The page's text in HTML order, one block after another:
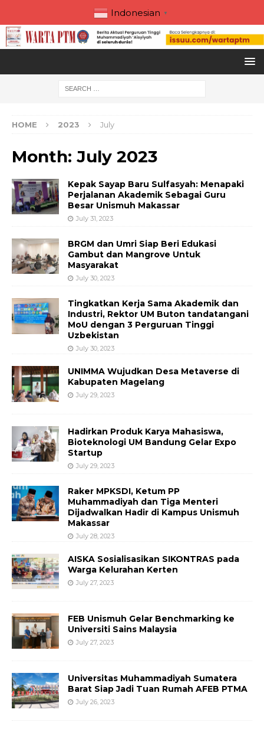
Indonesian ▼
HOME 2023 July
Month: July 2023
Kepak Sayap Baru Sulfasyah: Menapaki
Perjalanan Akademik Sebagai Guru
Besar Unismuh Makassar
July 31, 2023
BRGM dan Umri Siap Beri Edukasi
Gambut dan Mangrove Untuk
Masyarakat
July 30, 2023
Tingkatkan Kerja Sama Akademik dan
Industri, Rektor UM Buton tandatangani
MoU dengan 3 Perguruan Tinggi
Uzbekistan
July 30, 2023
UNIMMA Wujudkan Desa Metaverse di
Kabupaten Magelang
July 29, 2023
Hadirkan Produk Karya Mahasiswa,
Bioteknologi UM Bandung Gelar Expo
Startup
July 29, 2023
Raker MPKSDI, Ketum PP
Muhammadiyah dan Tiga Menteri
Dijadwalkan Hadir di Kampus Unismuh
Makassar
July 28, 2023
AISKA Sosialisasikan SIKONTRAS pada
Warga Kelurahan Kerten
July 27, 2023
FEB Unismuh Gelar Benchmarking ke
Universiti Sains Malaysia
July 27, 2023
Universitas Muhammadiyah Sumatera
Barat Siap Jadi Tuan Rumah AFEB PTMA
July 26, 2023